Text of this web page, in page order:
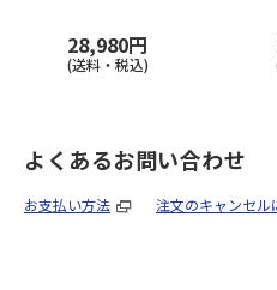
28,980円
(送料・税込)
よくあるお問い合わせ
お支払い方法 注文のキャンセル